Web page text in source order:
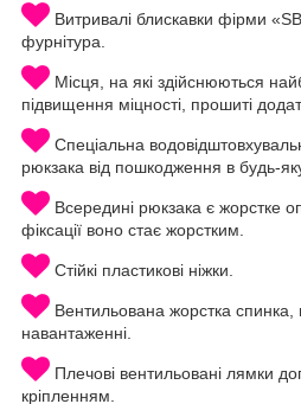
Витривалі блискавки фірми
фурнітура.
Місця, на які здійснюються
підвищення міцності, прошиті
Спеціальна
рюкзака від пошкодження в будь-
Всередині рюкзака є жорстке
фіксації воно стає жорстким.
Стійкі пластикові ніжки.
Вентильована жорстка
навантаженні.
Плечові вентильовані лямки
кріпленням.